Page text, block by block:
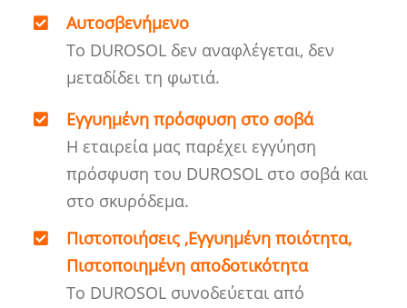
Αυτοσβενήμενο
Το DUROSOL δεν αναφλέγεται, δεν
μεταδίδει τη φωτιά.
Εγγυημένη πρόσφυση στο σοβά
Η εταιρεία μας παρέχει εγγύηση
πρόσφυση του DUROSOL στο σοβά και
στο σκυρόδεμα.
Πιστοποιήσεις ,Εγγυημένη ποιότητα,
Πιστοποιημένη αποδοτικότητα
Το DUROSOL συνοδεύεται από